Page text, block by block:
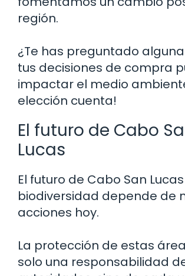
región.
¿Te has preguntado
tus decisiones de compra
impactar el medio
elección cuenta!
El futuro de Cabo
Lucas
El futuro de Cabo San
biodiversidad depende de
acciones hoy.
La protección de estas
solo una responsabilidad